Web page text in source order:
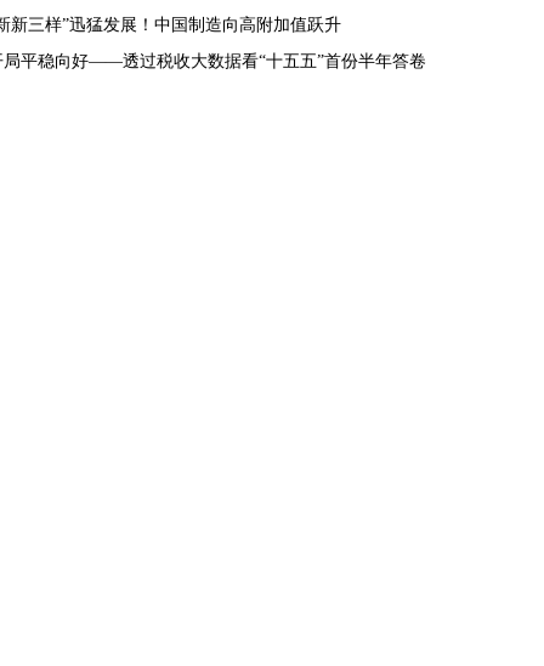
新三样”迅猛发展！中国制造向高附加值跃升
局平稳向好——透过税收大数据看“十五五”首份半年答卷